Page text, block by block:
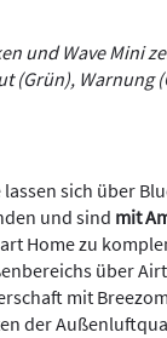
und Wave Mini
(Grün), Warnung
lassen sich über
und sind mit
Home zu
über
mit
der